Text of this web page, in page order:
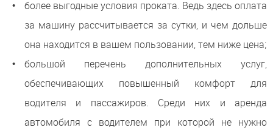
более выгодные условия проката. Ведь здесь оплата
за машину рассчитывается за сутки, и чем дольше
она находится в вашем пользовании, тем ниже цена;
большой перечень дополнительных услуг,
обеспечивающих повышенный комфорт для
водителя и пассажиров. Среди них и аренда
автомобиля с водителем при которой не нужно